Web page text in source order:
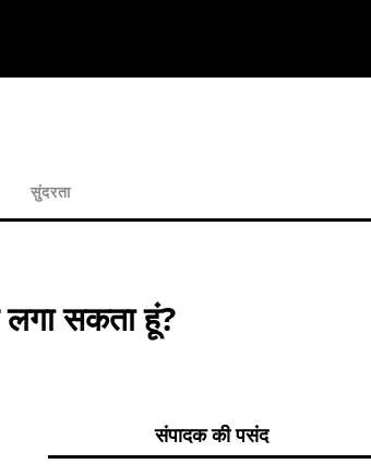
सुंदरता
सकता हूं?
संपादक की पसंद